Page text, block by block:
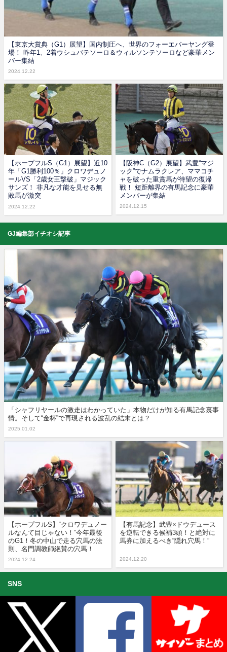
【東京大賞典（G1）展望】国内制圧へ、世界のフォーエバーヤング登
場！ 昨年1、2着ウシュバテソーロ＆ウィルソンテソーロなど豪華メン
バー集結
2024.12.22
【ホープフルS（G1）展望】近10
年「G1勝利100％」クロワデュノ
ールVS「2歳女王撃破」マジック
サンズ！ 非凡な才能を見せる無
敗馬が激突
2024.12.22
【阪神C（G2）展望】武豊“マジ
ック”でナムラクレア、ママコチ
ャを破った重賞馬が待望の復帰
戦！ 短距離界の有馬記念に豪華
メンバーが集結
2024.12.15
GJ編集部イチオシ記事
「シャフリヤールの激走はわかっていた」本物だけが知る有馬記念裏事
情。そして“金杯”で再現される波乱の結末とは？
2025.01.02
【ホープフルS】“クロワデュノー
ルなんて目じゃない！”今年最後
のG1！冬の中山で走る穴馬の法
則、名門調教師絶賛の穴馬！
2024.12.24
【有馬記念】武豊×ドウデュース
を逆転できる候補3頭！と絶対に
馬券に加えるべき“隠れ穴馬！”
2024.12.20
SNS